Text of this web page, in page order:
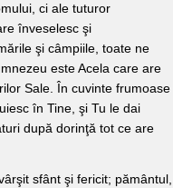
ci ale tuturor
înveselesc şi
şi câmpiile, toate ne
este Acela care are
Sale. În cuvinte frumoase
în Tine, şi Tu le dai
după dorinţă tot ce are
sfânt şi fericit; pământul,